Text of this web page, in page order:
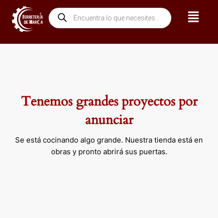
contenido
Búsqueda
de
productos
Menú
Tenemos grandes proyectos por
anunciar
Se está cocinando algo grande. Nuestra tienda está en
obras y pronto abrirá sus puertas.